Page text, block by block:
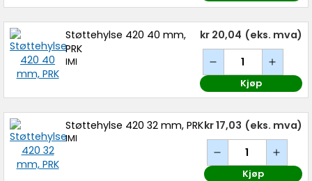
Støttehylse 420 40 mm,
PRK
IMI
kr 20,04 (eks. mva)
Kjøp
Støttehylse 420 32 mm, PRK
IMI
kr 17,03 (eks. mva)
Kjøp